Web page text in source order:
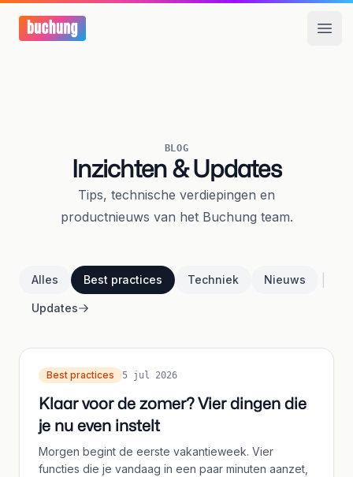
BLOG
Inzichten & Updates
Tips, technische verdiepingen en
productnieuws van het Buchung team.
Alles Best practices Techniek Nieuws
Updates
Best practices 5 jul 2026
Klaar voor de zomer? Vier dingen die
je nu even instelt
Morgen begint de eerste vakantieweek. Vier
functies die je vandaag in een paar minuten aanzet,